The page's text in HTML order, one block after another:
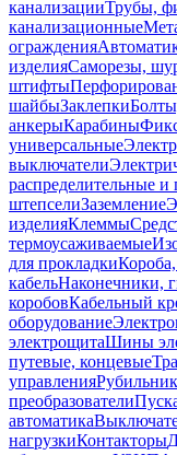
канализацииТрубы,
канализационные
ограждения
изделияСаморезы,
штифты
шайбыЗаклепки
анкерыКарабины
универсальные
выключатели
распределительные и
штепселиЗаземление
изделияКлеммы
термоусаживаемые
для прокладки
кабельНаконечники,
коробовКабельный
оборудование
электрощитаШины
путевые, концевые
управления
преобразователи
автоматика
нагрузкиКонтакторы